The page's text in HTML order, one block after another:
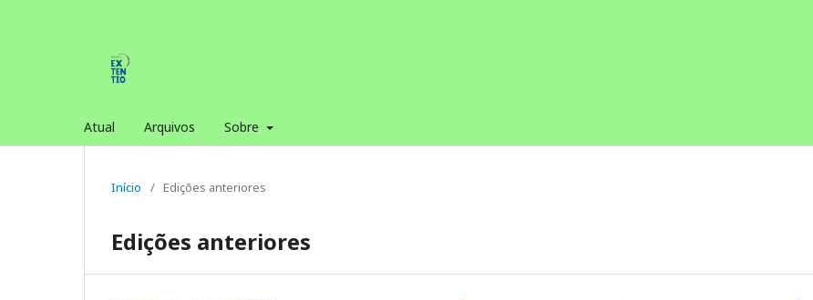
Atual Arquivos Sobre
Início / Edições anteriores
Edições anteriores